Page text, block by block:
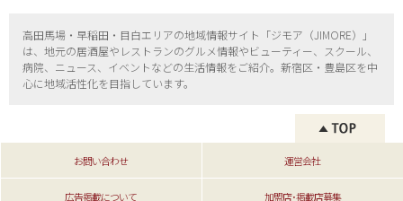
高田馬場・早稲田・目白エリアの地域情報サイト「ジモア（JIMORE）」
は、地元の居酒屋やレストランのグルメ情報やビューティー、 スクール、
病院、ニュース、イベントなどの生活情報をご紹介。新宿区・ 豊島区を中
心に地域活性化を目指しています。
お問い合わせ 運営会社
広告掲載について 加盟店･掲載店募集